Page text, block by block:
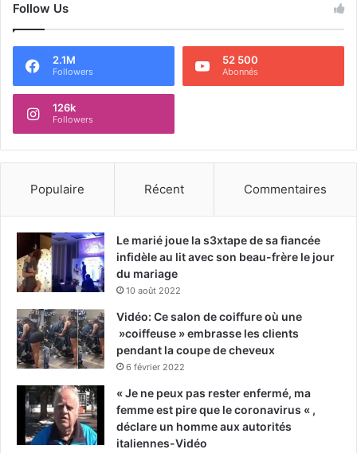
Follow Us
2.1M
Followers
52 500
Abonnés
126k
Followers
Populaire Récent Commentaires
Le marié joue la s3xtape de sa fiancée
infidèle au lit avec son beau-frère le jour
du mariage
10 août 2022
Vidéo: Ce salon de coiffure où une
»coiffeuse » embrasse les clients
pendant la coupe de cheveux
6 février 2022
« Je ne peux pas rester enfermé, ma
femme est pire que le coronavirus « ,
déclare un homme aux autorités
italiennes-Vidéo